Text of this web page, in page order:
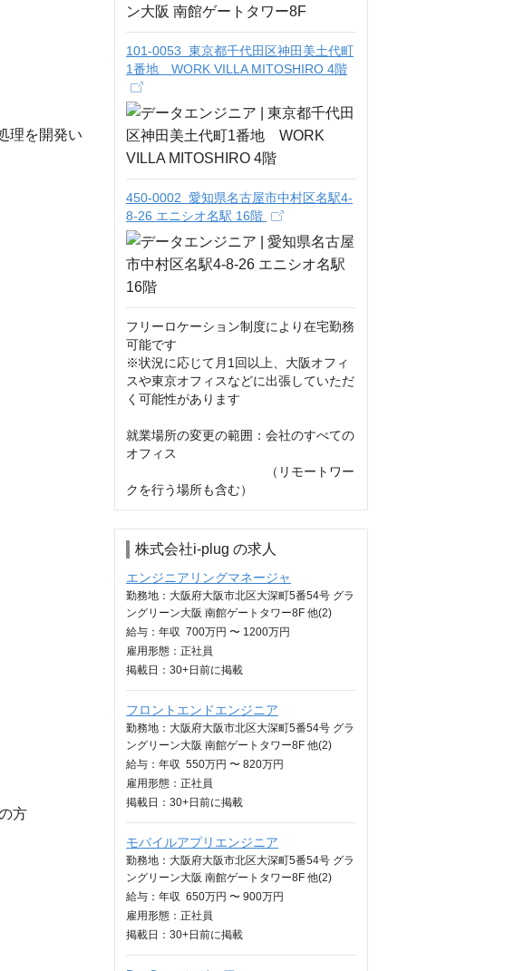
理を開発い
方
101-0053 東京都千代田区神田美土代町
1番地 WORK VILLA MITOSHIRO 4階
450-0002 愛知県名古屋市中村区名駅4-
8-26 エニシオ名駅 16階
フリーロケーション制度により在宅勤務
可能です
※状況に応じて月1回以上、大阪オフィ
スや東京オフィスなどに出張していただ
く可能性があります
就業場所の変更の範囲：会社のすべての
オフィス
（リモートワー
クを行う場所も含む）
株式会社i-plug の求人
エンジニアリングマネージャ
勤務地：大阪府大阪市北区大深町5番54号 グラ
ングリーン大阪 南館ゲートタワー8F 他(2)
給与： 年収 700万円 〜 1200万円
雇用形態：正社員
掲載日： 30+日 前に掲載
フロントエンドエンジニア
勤務地：大阪府大阪市北区大深町5番54号 グラ
ングリーン大阪 南館ゲートタワー8F 他(2)
給与： 年収 550万円 〜 820万円
雇用形態：正社員
掲載日： 30+日 前に掲載
モバイルアプリエンジニア
勤務地：大阪府大阪市北区大深町5番54号 グラ
ングリーン大阪 南館ゲートタワー8F 他(2)
給与： 年収 650万円 〜 900万円
雇用形態：正社員
掲載日： 30+日 前に掲載